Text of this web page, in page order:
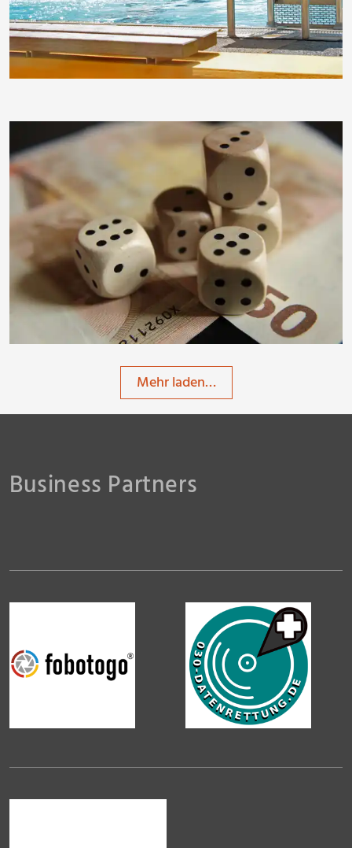
moorhenne
moorhenne
Mehr laden…
Business Partners